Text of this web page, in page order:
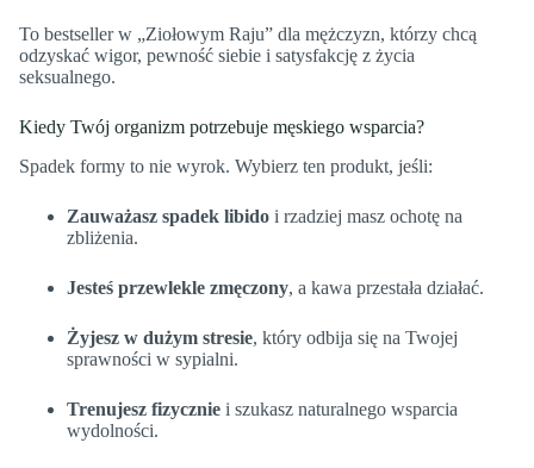
To bestseller w „Ziołowym Raju” dla mężczyzn, którzy chcą
odzyskać wigor, pewność siebie i satysfakcję z życia
seksualnego.
Kiedy Twój organizm potrzebuje męskiego wsparcia?
Spadek formy to nie wyrok. Wybierz ten produkt, jeśli:
Zauważasz spadek libido i rzadziej masz ochotę na
zbliżenia.
Jesteś przewlekle zmęczony, a kawa przestała działać.
Żyjesz w dużym stresie, który odbija się na Twojej
sprawności w sypialni.
Trenujesz fizycznie i szukasz naturalnego wsparcia
wydolności.